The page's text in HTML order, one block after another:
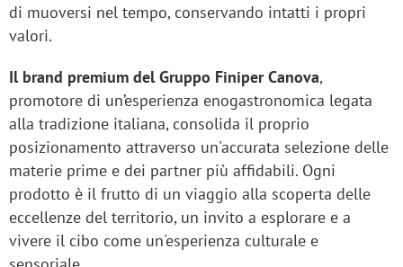
di muoversi nel tempo, conservando intatti i propri
valori.
Il brand premium del Gruppo Finiper Canova,
promotore di un’esperienza enogastronomica legata
alla tradizione italiana, consolida il proprio
posizionamento attraverso un'accurata selezione delle
materie prime e dei partner più affidabili. Ogni
prodotto è il frutto di un viaggio alla scoperta delle
eccellenze del territorio, un invito a esplorare e a
vivere il cibo come un'esperienza culturale e